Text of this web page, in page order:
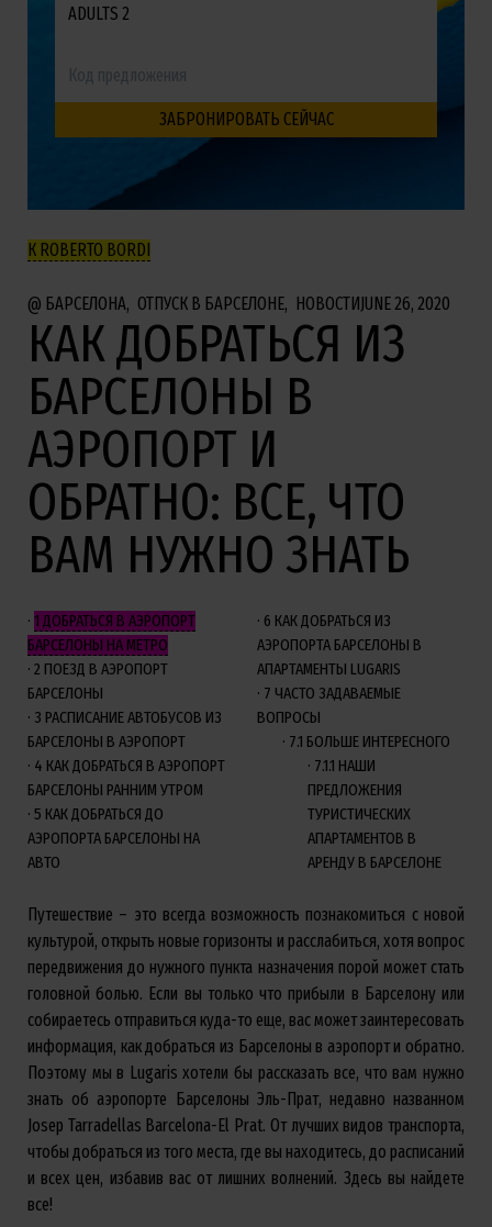
ADULTS 2
К ROBERTO BORDI
БАРСЕЛОНА ОТПУСК В БАРСЕЛОНЕ НОВОСТИJUNE 26, 2020
КАК ДОБРАТЬСЯ ИЗ
БАРСЕЛОНЫ В
АЭРОПОРТ И
ОБРАТНО: ВСЕ, ЧТО
ВАМ НУЖНО ЗНАТЬ
1 ДОБРАТЬСЯ В АЭРОПОРТ
БАРСЕЛОНЫ НА МЕТРО
2 ПОЕЗД В АЭРОПОРТ
БАРСЕЛОНЫ
3 РАСПИСАНИЕ АВТОБУСОВ ИЗ
БАРСЕЛОНЫ В АЭРОПОРТ
4 КАК ДОБРАТЬСЯ В АЭРОПОРТ
БАРСЕЛОНЫ РАННИМ УТРОМ
5 КАК ДОБРАТЬСЯ ДО
АЭРОПОРТА БАРСЕЛОНЫ НА
АВТО
6 КАК ДОБРАТЬСЯ ИЗ
АЭРОПОРТА БАРСЕЛОНЫ В
АПАРТАМЕНТЫ LUGARIS
7 ЧАСТО ЗАДАВАЕМЫЕ
ВОПРОСЫ
7.1 БОЛЬШЕ ИНТЕРЕСНОГО
7.1.1 НАШИ
ПРЕДЛОЖЕНИЯ
ТУРИСТИЧЕСКИХ
АПАРТАМЕНТОВ В
АРЕНДУ В БАРСЕЛОНЕ
Путешествие – это всегда возможность познакомиться с новой
культурой, открыть новые горизонты и расслабиться, хотя вопрос
передвижения до нужного пункта назначения порой может стать
головной болью. Если вы только что прибыли в Барселону или
собираетесь отправиться куда-то еще, вас может заинтересовать
информация, как добраться из Барселоны в аэропорт и обратно.
Поэтому мы в Lugaris хотели бы рассказать все, что вам нужно
знать об аэропорте Барселоны Эль-Прат, недавно названном
Josep Tarradellas Barcelona-El Prat. От лучших видов транспорта,
чтобы добраться из того места, где вы находитесь, до расписаний
и всех цен, избавив вас от лишних волнений. Здесь вы найдете
все!